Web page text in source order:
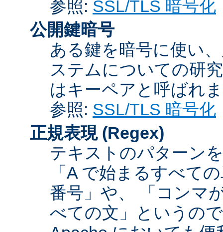
参照: SSL/TLS 暗号化
公開鍵暗号
ある鍵を暗号に使い
ステムについての研
はキーペアと呼ばれ
参照: SSL/TLS 暗号化
正規表現 (Regex)
テキストのパターン
「A で始まるすべて
番号」や、 「コンマ
べての文」というの